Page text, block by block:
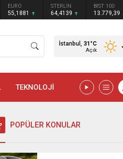
EURO
55,1881
STERLİN
64,4139
BIST 100
13.779,39
İstanbul, 31 °C
Açık
TEKNOLOJİ
POPÜLER KONULAR